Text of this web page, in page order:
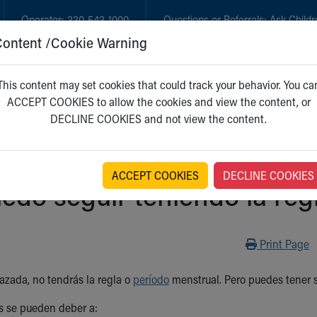
Operator:330-543-1000 Questions or Referrals:Ask
GET CARE NEW PARENTS
seguir teniendo la
Print
Print Page
no tendrás la regla o período menstrual. Pero puedes
se pueden deber a:
/Cookie Warning
content may set cookies that could track your behavior. You
ACCEPT COOKIES to allow the cookies and view the content, or
DECLINE COOKIES and not view the content.
ACCEPT COOKIES DECLINE COOKIES